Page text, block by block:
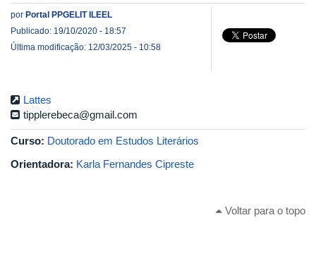
por Portal PPGELIT ILEEL
Publicado: 19/10/2020 - 18:57
Última modificação: 12/03/2025 - 10:58
Lattes
tipplerebeca@gmail.com
Curso: Doutorado em Estudos Literários
Orientadora: Karla Fernandes Cipreste
Voltar para o topo